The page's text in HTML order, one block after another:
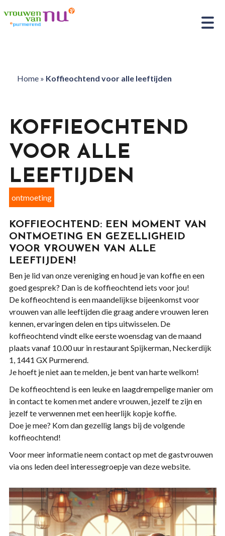
Home» Koffieochtend voor alle leeftijden
KOFFIEOCHTEND
VOOR ALLE
LEEFTIJDEN
ontmoeting
KOFFIEOCHTEND: EEN MOMENT VAN
ONTMOETING EN GEZELLIGHEID
VOOR VROUWEN VAN ALLE
LEEFTIJDEN!
Ben je lid van onze vereniging en houd je van koffie en een
goed gesprek? Dan is de koffieochtend iets voor jou!
De koffieochtend is een maandelijkse bijeenkomst voor
vrouwen van alle leeftijden die graag andere vrouwen leren
kennen, ervaringen delen en tips uitwisselen. De
koffieochtend vindt elke eerste woensdag van de maand
plaats vanaf 10.00 uur in restaurant Spijkerman, Neckerdijk
1, 1441 GX Purmerend.
Je hoeft je niet aan te melden, je bent van harte welkom!
De koffieochtend is een leuke en laagdrempelige manier om
in contact te komen met andere vrouwen, jezelf te zijn en
jezelf te verwennen met een heerlijk kopje koffie.
Doe je mee? Kom dan gezellig langs bij de volgende
koffieochtend!
Voor meer informatie neem contact op met de gastvrouwen
via ons leden deel interessegroepje van deze website.